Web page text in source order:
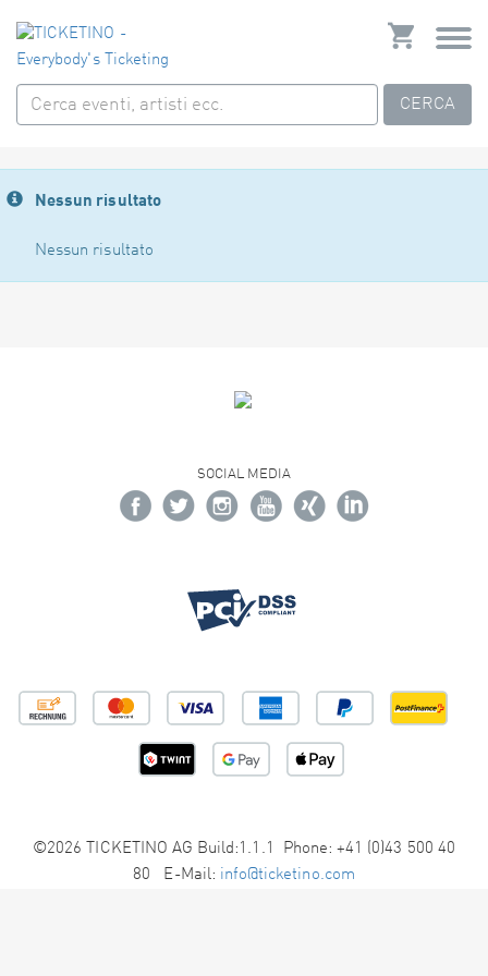
CERCA
Nessun risultato
Nessun risultato
SOCIAL MEDIA
©2026 TICKETINO AG Build:1.1.1 Phone: +41 (0)43 500 40
80 E-Mail: info@ticketino.com